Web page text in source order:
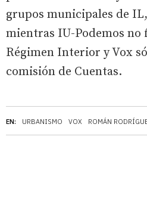
EN: URBANISMO VOX ROMÁN
grupos municipales de IL,
mientras IU-Podemos no
Régimen Interior y Vox
comisión de Cuentas.